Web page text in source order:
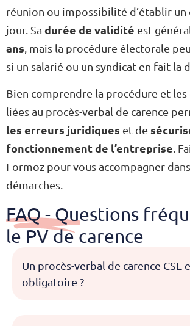
réunion ou impossibilité d’établir un
jour. Sa durée de validité est
ans , mais la procédure électorale
si un salarié ou un syndicat en fait la
Bien comprendre la procédure et
liées au procès-verbal de carence
les erreurs juridiques et de
fonctionnement de l’entreprise .
Formoz pour vous accompagner
démarches.
FAQ - Questions
le PV de carence
Un procès-verbal de carence CSE
obligatoire ?